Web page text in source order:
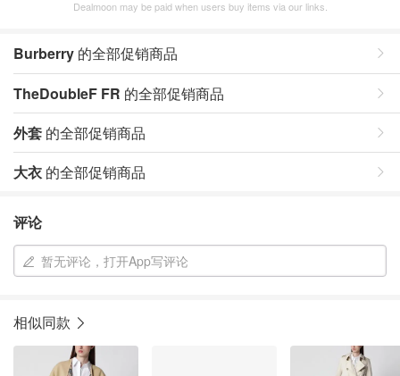
Dealmoon may be paid when users buy items via our links.
Burberry 的全部促销商品
TheDoubleF FR 的全部促销商品
外套 的全部促销商品
大衣 的全部促销商品
评论
暂无评论，打开App写评论
相似同款